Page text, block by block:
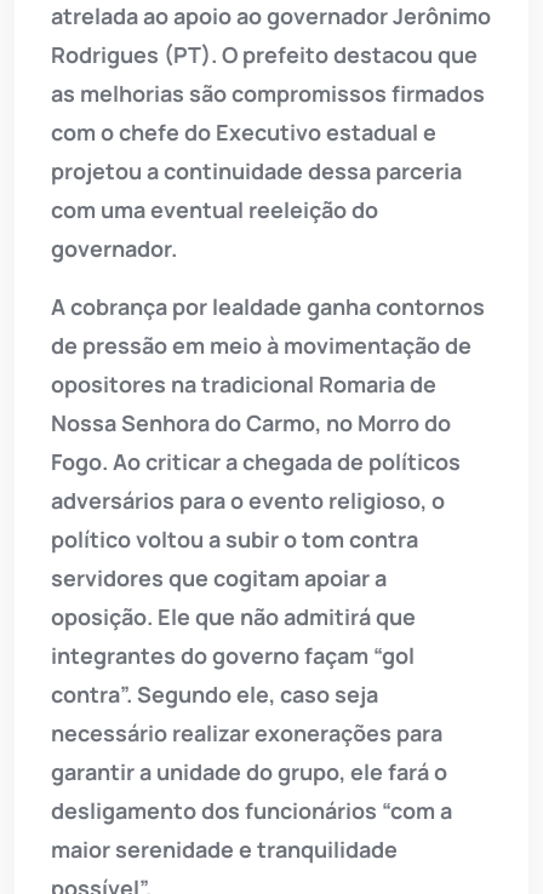
atrelada ao apoio ao governador Jerônimo
Rodrigues (PT). O prefeito destacou que
as melhorias são compromissos firmados
com o chefe do Executivo estadual e
projetou a continuidade dessa parceria
com uma eventual reeleição do
governador.
A cobrança por lealdade ganha contornos
de pressão em meio à movimentação de
opositores na tradicional Romaria de
Nossa Senhora do Carmo, no Morro do
Fogo. Ao criticar a chegada de políticos
adversários para o evento religioso, o
político voltou a subir o tom contra
servidores que cogitam apoiar a
oposição. Ele que não admitirá que
integrantes do governo façam “gol
contra”. Segundo ele, caso seja
necessário realizar exonerações para
garantir a unidade do grupo, ele fará o
desligamento dos funcionários “com a
maior serenidade e tranquilidade